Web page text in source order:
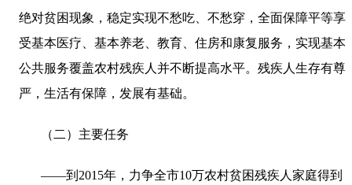
绝对贫困现象，稳定实现不愁吃、不愁穿，全面保障平等享
受基本医疗、基本养老、教育、住房和康复服务，实现基本
公共服务覆盖农村残疾人并不断提高水平。残疾人生存有尊
严，生活有保障，发展有基础。
（二）主要任务
——到 2015年，力争全市10万农村贫困残疾人家庭得到